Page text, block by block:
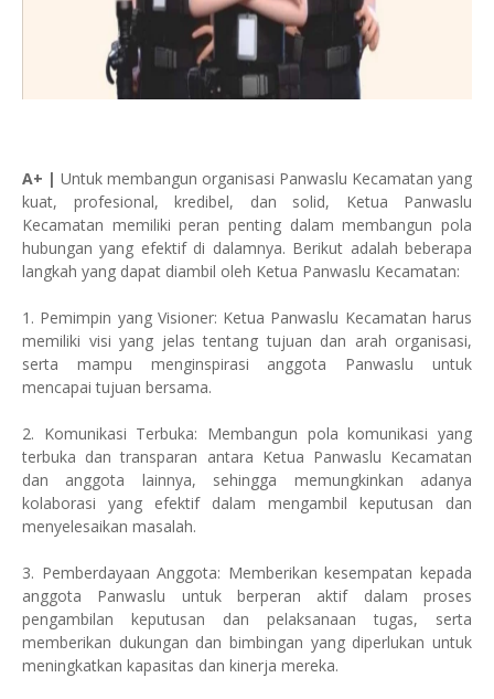
A+ | Untuk membangun organisasi Panwaslu Kecamatan yang
kuat, profesional, kredibel, dan solid, Ketua Panwaslu
Kecamatan memiliki peran penting dalam membangun pola
hubungan yang efektif di dalamnya. Berikut adalah beberapa
langkah yang dapat diambil oleh Ketua Panwaslu Kecamatan:
1. Pemimpin yang Visioner: Ketua Panwaslu Kecamatan harus
memiliki visi yang jelas tentang tujuan dan arah organisasi,
serta mampu menginspirasi anggota Panwaslu untuk
mencapai tujuan bersama.
2. Komunikasi Terbuka: Membangun pola komunikasi yang
terbuka dan transparan antara Ketua Panwaslu Kecamatan
dan anggota lainnya, sehingga memungkinkan adanya
kolaborasi yang efektif dalam mengambil keputusan dan
menyelesaikan masalah.
3. Pemberdayaan Anggota: Memberikan kesempatan kepada
anggota Panwaslu untuk berperan aktif dalam proses
pengambilan keputusan dan pelaksanaan tugas, serta
memberikan dukungan dan bimbingan yang diperlukan untuk
meningkatkan kapasitas dan kinerja mereka.